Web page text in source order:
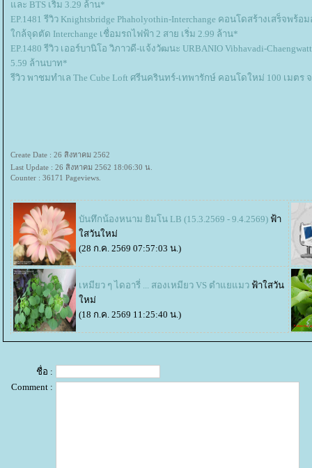
ละ BTS เริ่ม 3.29 ล้าน*
EP.1481 รีวิว Knightsbridge Phaholyothin-Interchange คอนโดสร้างเสร็จพ
กล้จุดตัด Interchange เชื่อมรถไฟฟ้า 2 สาย เริ่ม 2.99 ล้าน*
EP.1480 รีวิว เออร์บานิโอ วิภาวดี-แจ้งวัฒนะ URBANIO Vibhavadi-
5.59 ล้านบาท*
รีวิว พาชมทำเล The Cube Loft ศรีนครินทร์-เทพารักษ์ คอนโดใหม่ 100 เมตร
Create Date : 26 สิงหาคม 2562
Last Update : 26 สิงหาคม 2562 18:06:30 น.
Counter : 36171 Pageviews.
บันทึกน้องหนาม ยิมโน LB (15.3.2569 - 9.4.2569) ฟ้า
สวันใหม่
(28 ก.ค. 2569 07:57:03 น.)
เหมียว ๆ ไดอารี่ ... สองเหมียว VS ตำแยแมว ฟ้าใสวัน
หม่
(18 ก.ค. 2569 11:25:40 น.)
ชื่อ :
Comment :